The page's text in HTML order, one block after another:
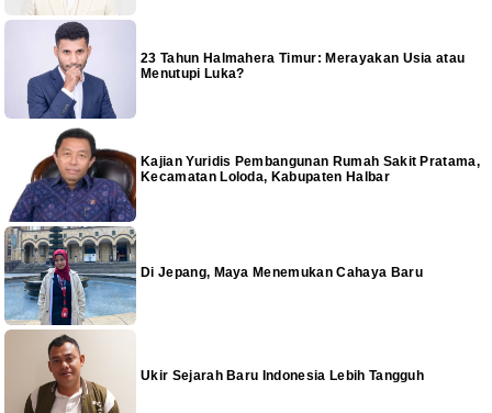
23 Tahun Halmahera Timur: Merayakan Usia atau
Menutupi Luka?
Kajian Yuridis Pembangunan Rumah Sakit Pratama,
Kecamatan Loloda, Kabupaten Halbar
Di Jepang, Maya Menemukan Cahaya Baru
Ukir Sejarah Baru Indonesia Lebih Tangguh